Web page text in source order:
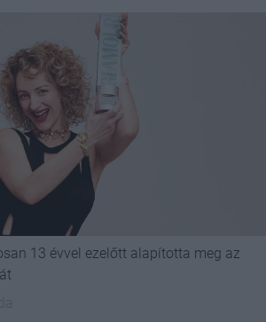
13 évvel ezelőtt alapította meg az